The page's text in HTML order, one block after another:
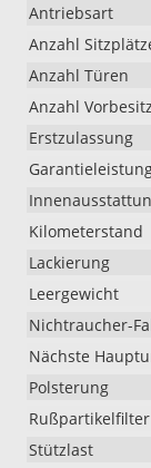
Antriebsart
Anzahl
Anzahl Türen
Anzahl
Erstzulassung
Kilometerstand
Lackierung
Leergewicht
Nichtraucher-
Nächste
Polsterung
Rußpartikelfilter
Stützlast